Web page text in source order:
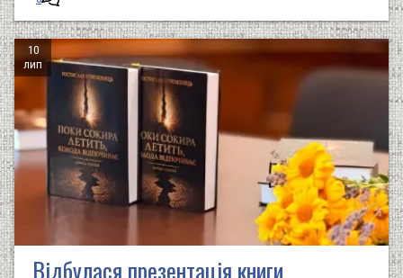
10
лип
Відбулася презентація книги